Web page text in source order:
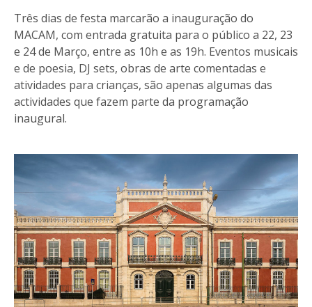
Três dias de festa marcarão a inauguração do
MACAM, com entrada gratuita para o público a 22, 23
e 24 de Março, entre as 10h e as 19h. Eventos musicais
e de poesia, DJ sets, obras de arte comentadas e
atividades para crianças, são apenas algumas das
actividades que fazem parte da programação
inaugural.